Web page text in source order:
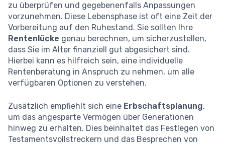
zu überprüfen und gegebenenfalls Anpassungen
vorzunehmen. Diese Lebensphase ist oft eine Zeit der
Vorbereitung auf den Ruhestand. Sie sollten Ihre
Rentenlücke genau berechnen, um sicherzustellen,
dass Sie im Alter finanziell gut abgesichert sind.
Hierbei kann es hilfreich sein, eine individuelle
Rentenberatung in Anspruch zu nehmen, um alle
verfügbaren Optionen zu verstehen.
Zusätzlich empfiehlt sich eine Erbschaftsplanung,
um das angesparte Vermögen über Generationen
hinweg zu erhalten. Dies beinhaltet das Festlegen von
Testamentsvollstreckern und das Besprechen von